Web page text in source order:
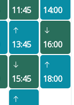
11:45
13:45
15:45
14:00
16:00
18:00